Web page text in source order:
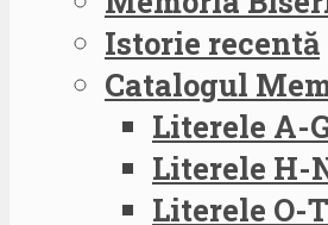
Istorie recentă
Catalogul
Literele A-
Literele H-
Literele O-T